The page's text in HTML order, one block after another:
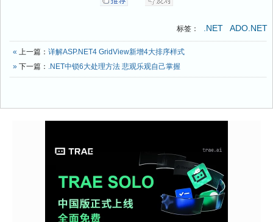
标签： .NET ADO.NET
« 上一篇： 详解ASP.NET4 GridView新增4大排序样式
» 下一篇： .NET中锁6大处理方法 悲观乐观自己掌握